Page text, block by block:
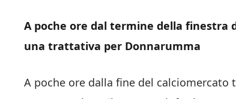
A poche ore dal termine della finestra
una trattativa per Donnarumma
A poche ore dalla fine del